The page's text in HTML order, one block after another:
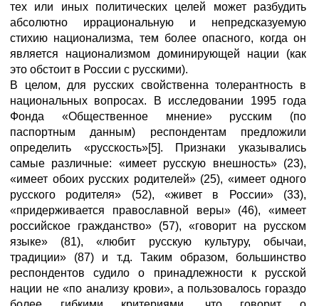
тех или иных политических целей может разбудить
абсолютно иррациональную и непредсказуемую
стихию национализма, тем более опасного, когда он
является национализмом доминирующей нации (как
это обстоит в России с русскими).
В целом, для русских свойственна толерантность в
национальных вопросах. В исследовании 1995 года
Фонда «Общественное мнение» русским (по
паспортным данным) респондентам предложили
определить «русскость»[5]. Признаки указывались
самые различные: «имеет русскую внешность» (23),
«имеет обоих русских родителей» (25), «имеет одного
русского родителя» (52), «живет в России» (33),
«придерживается православной веры» (46), «имеет
российское гражданство» (57), «говорит на русском
языке» (81), «любит русскую культуру, обычаи,
традиции» (87) и т.д. Таким образом, большинство
респондентов судило о принадлежности к русской
нации не «по анализу крови», а пользовалось гораздо